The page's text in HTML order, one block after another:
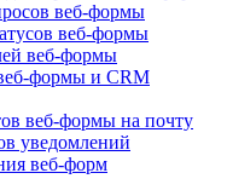
веб-формы
веб-формы
веб-формы
формы и CRM
веб-формы на почту
уведомлений
веб-форм